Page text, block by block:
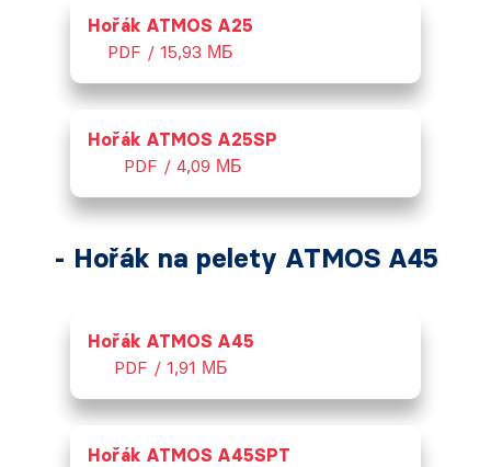
Hořák ATMOS A25
PDF / 15,93 МБ
Hořák ATMOS A25SP
PDF / 4,09 МБ
- Hořák na pelety ATMOS A45
Hořák ATMOS A45
PDF / 1,91 МБ
Hořák ATMOS A45SPT